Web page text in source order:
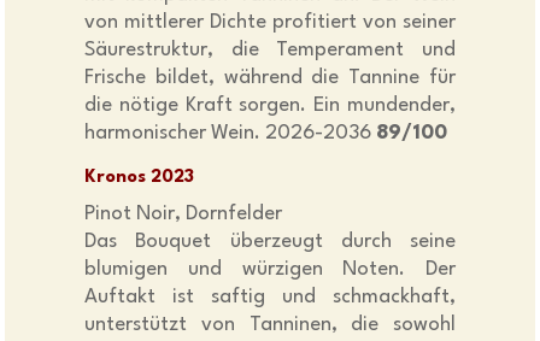
von mittlerer Dichte profitiert von seiner
Säurestruktur, die Temperament und
Frische bildet, während die Tannine für
die nötige Kraft sorgen. Ein mundender,
harmonischer Wein. 2026-2036 89/100
Kronos 2023
Pinot Noir, Dornfelder
Das Bouquet überzeugt durch seine
blumigen und würzigen Noten. Der
Auftakt ist saftig und schmackhaft,
unterstützt von Tanninen, die sowohl